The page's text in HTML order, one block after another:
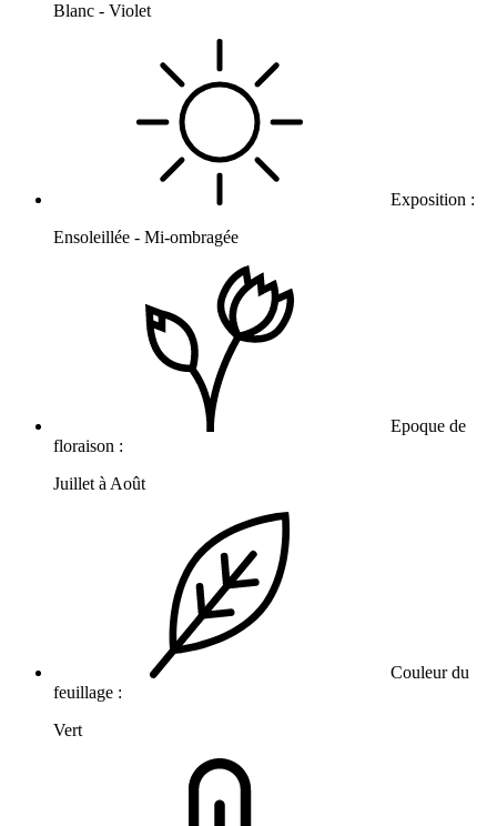
Blanc - Violet
Exposition :
Ensoleillée - Mi-ombragée
Epoque de
floraison :
Juillet à Août
Couleur du
feuillage :
Vert